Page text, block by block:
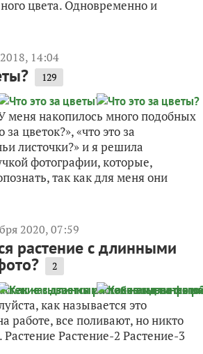
цвета. Одновременно и
14:04
129
меня накопилось много подобных
за цветок?», «что это за
листочки?» и я решила
фотографии, которые,
так как для меня они
2020, 07:59
растение с длинными
2
как называется это
работе, все поливают, но никто
Растение Растение-2 Растение-3